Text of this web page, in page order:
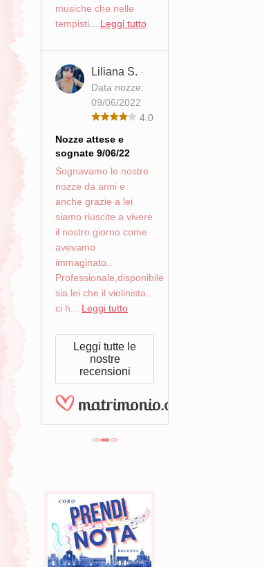
musiche che nelle
tempisti... Leggi tutto
Liliana S. ·
Data nozze:
09/06/2022
4.0
Nozze attese e
sognate 9/06/22
Sognavamo le nostre
nozze da anni e
anche grazie a lei
siamo riuscite a vivere
il nostro giorno come
avevamo
immaginato..
Professionale,disponibile
sia lei che il violinista..
ci h... Leggi tutto
Leggi tutte le
nostre
recensioni